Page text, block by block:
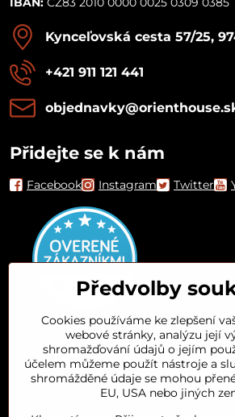
Kynceľovská cesta 57/25,
+421 911 121 441
Přidejte se k nám
Facebook Instagram Twitter
Orient House
Arganový olej
Předvolby
Cookies používáme ke zlepšení
webové stránky, analýzu její
shromažďování údajů o jejím
účelem můžeme použít nástroje a
shromážděné údaje se mohou
EU, USA nebo jiných